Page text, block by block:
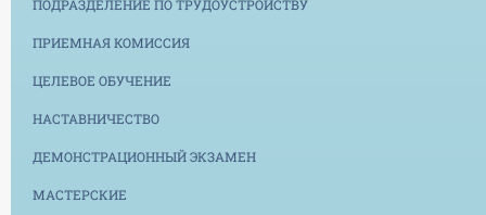
ПОДРАЗДЕЛЕНИЕ ПО ТРУДОУСТРОЙСТВУ
ПРИЕМНАЯ КОМИССИЯ
ЦЕЛЕВОЕ ОБУЧЕНИЕ
НАСТАВНИЧЕСТВО
ДЕМОНСТРАЦИОННЫЙ ЭКЗАМЕН
МАСТЕРСКИЕ